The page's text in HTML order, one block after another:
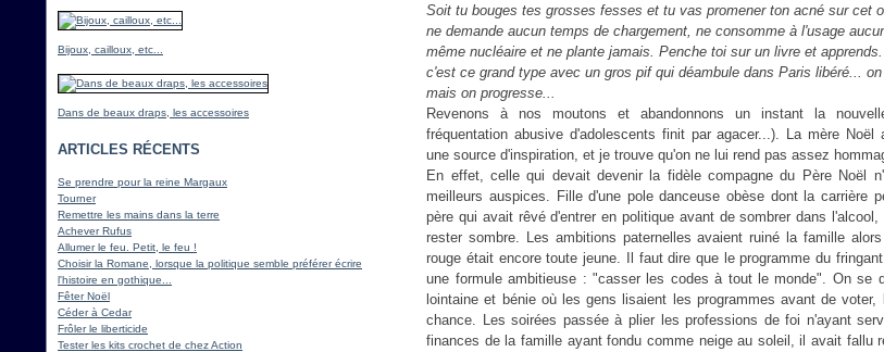
Bijoux, cailloux, etc...
Dans de beaux draps, les accessoires
ARTICLES RÉCENTS
Se prendre pour la reine Margaux
Tourner
Remettre les mains dans la terre
Achever Rufus
Allumer le feu. Petit, le feu !
Choisir la Romane, lorsque la politique semble préférer écrire
l'histoire en gothique...
Fêter Noël
Céder à Cedar
Frôler le liberticide
Tester les kits crochet de chez Action
Soit tu bouges tes grosses fesses et tu vas promener ton acné sur cet
ne demande aucun temps de chargement, ne consomme à l'usage
même nucléaire et ne plante jamais. Penche toi sur un livre et
c'est ce grand type avec un gros pif qui déambule dans Paris libéré...
mais on progresse...
Revenons à nos moutons et abandonnons un instant la
fréquentation abusive d'adolescents finit par agacer...). La mère Noël
une source d'inspiration, et je trouve qu'on ne lui rend pas assez
En effet, celle qui devait devenir la fidèle compagne du Père Noël
meilleurs auspices. Fille d'une pole danceuse obèse dont la carrière
père qui avait rêvé d'entrer en politique avant de sombrer dans
rester sombre. Les ambitions paternelles avaient ruiné la famille
rouge était encore toute jeune. Il faut dire que le programme du
une formule ambitieuse : "casser les codes à tout le monde". On se
lointaine et bénie où les gens lisaient les programmes avant de voter,
chance. Les soirées passée à plier les professions de foi n'ayant
finances de la famille ayant fondu comme neige au soleil, il avait fallu